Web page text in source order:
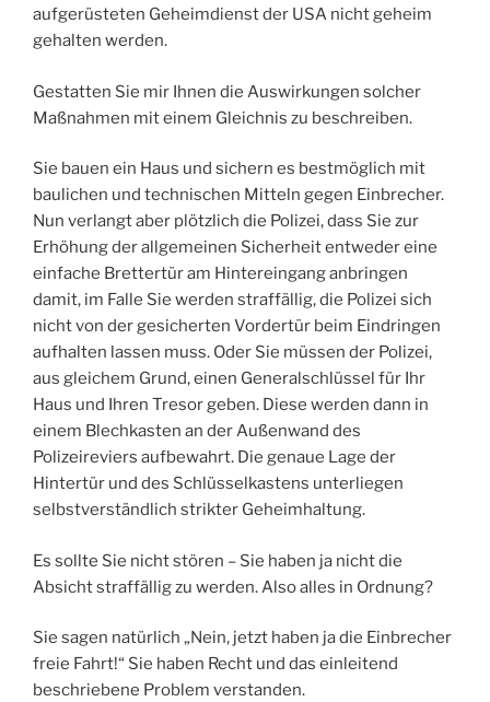
aufgerüsteten Geheimdienst der USA nicht geheim
gehalten werden.
Gestatten Sie mir Ihnen die Auswirkungen solcher
Maßnahmen mit einem Gleichnis zu beschreiben.
Sie bauen ein Haus und sichern es bestmöglich mit
baulichen und technischen Mitteln gegen Einbrecher.
Nun verlangt aber plötzlich die Polizei, dass Sie zur
Erhöhung der allgemeinen Sicherheit entweder eine
einfache Brettertür am Hintereingang anbringen
damit, im Falle Sie werden straffällig, die Polizei sich
nicht von der gesicherten Vordertür beim Eindringen
aufhalten lassen muss. Oder Sie müssen der Polizei,
aus gleichem Grund, einen Generalschlüssel für Ihr
Haus und Ihren Tresor geben. Diese werden dann in
einem Blechkasten an der Außenwand des
Polizeireviers aufbewahrt. Die genaue Lage der
Hintertür und des Schlüsselkastens unterliegen
selbstverständlich strikter Geheimhaltung.
Es sollte Sie nicht stören – Sie haben ja nicht die
Absicht straffällig zu werden. Also alles in Ordnung?
Sie sagen natürlich „Nein, jetzt haben ja die Einbrecher
freie Fahrt!“ Sie haben Recht und das einleitend
beschriebene Problem verstanden.